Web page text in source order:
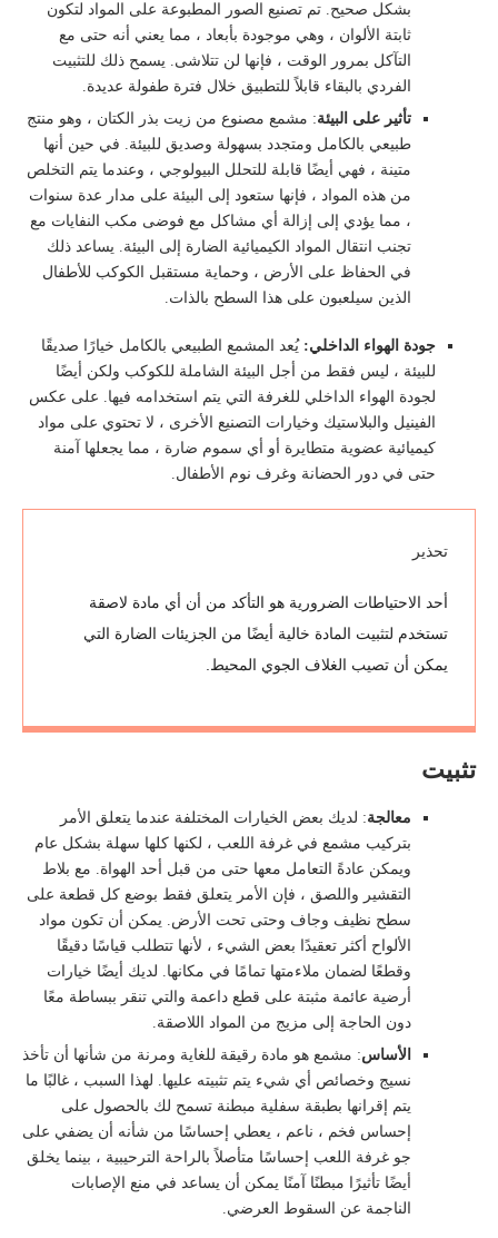
بشكل صحيح. تم تصنيع الصور المطبوعة على المواد لتكون
ثابتة الألوان ، وهي موجودة بأبعاد ، مما يعني أنه حتى مع
التآكل بمرور الوقت ، فإنها لن تتلاشى. يسمح ذلك للتثبيت
الفردي بالبقاء قابلاً للتطبيق خلال فترة طفولة عديدة.
تأثير على البيئة: مشمع مصنوع من زيت بذر الكتان ، وهو منتج
طبيعي بالكامل ومتجدد بسهولة وصديق للبيئة. في حين أنها
متينة ، فهي أيضًا قابلة للتحلل البيولوجي ، وعندما يتم التخلص
من هذه المواد ، فإنها ستعود إلى البيئة على مدار عدة سنوات
، مما يؤدي إلى إزالة أي مشاكل مع فوضى مكب النفايات مع
تجنب انتقال المواد الكيميائية الضارة إلى البيئة. يساعد ذلك
في الحفاظ على الأرض ، وحماية مستقبل الكوكب للأطفال
الذين سيلعبون على هذا السطح بالذات.
جودة الهواء الداخلي: يُعد المشمع الطبيعي بالكامل خيارًا صديقًا
للبيئة ، ليس فقط من أجل البيئة الشاملة للكوكب ولكن أيضًا
لجودة الهواء الداخلي للغرفة التي يتم استخدامه فيها. على عكس
الفينيل والبلاستيك وخيارات التصنيع الأخرى ، لا تحتوي على مواد
كيميائية عضوية متطايرة أو أي سموم ضارة ، مما يجعلها آمنة
حتى في دور الحضانة وغرف نوم الأطفال.
تحذير
أحد الاحتياطات الضرورية هو التأكد من أن أي مادة لاصقة
تستخدم لتثبيت المادة خالية أيضًا من الجزيئات الضارة التي
يمكن أن تصيب الغلاف الجوي المحيط.
تثبيت
معالجة: لديك بعض الخيارات المختلفة عندما يتعلق الأمر
بتركيب مشمع في غرفة اللعب ، لكنها كلها سهلة بشكل عام
ويمكن عادةً التعامل معها حتى من قبل أحد الهواة. مع بلاط
التقشير واللصق ، فإن الأمر يتعلق فقط بوضع كل قطعة على
سطح نظيف وجاف وحتى تحت الأرض. يمكن أن تكون مواد
الألواح أكثر تعقيدًا بعض الشيء ، لأنها تتطلب قياسًا دقيقًا
وقطعًا لضمان ملاءمتها تمامًا في مكانها. لديك أيضًا خيارات
أرضية عائمة مثبتة على قطع داعمة والتي تنقر ببساطة معًا
دون الحاجة إلى مزيج من المواد اللاصقة.
الأساس: مشمع هو مادة رقيقة للغاية ومرنة من شأنها أن تأخذ
نسيج وخصائص أي شيء يتم تثبيته عليها. لهذا السبب ، غالبًا ما
يتم إقرانها بطبقة سفلية مبطنة تسمح لك بالحصول على
إحساس فخم ، ناعم ، يعطي إحساسًا من شأنه أن يضفي على
جو غرفة اللعب إحساسًا متأصلاً بالراحة الترحيبية ، بينما يخلق
أيضًا تأثيرًا مبطنًا آمنًا يمكن أن يساعد في منع الإصابات
الناجمة عن السقوط العرضي.